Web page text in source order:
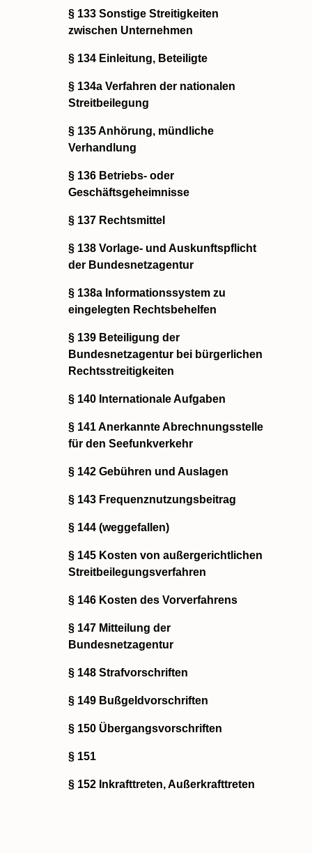
§ 133 Sonstige Streitigkeiten
zwischen Unternehmen
§ 134 Einleitung, Beteiligte
§ 134a Verfahren der nationalen
Streitbeilegung
§ 135 Anhörung, mündliche
Verhandlung
§ 136 Betriebs- oder
Geschäftsgeheimnisse
§ 137 Rechtsmittel
§ 138 Vorlage- und Auskunftspflicht
der Bundesnetzagentur
§ 138a Informationssystem zu
eingelegten Rechtsbehelfen
§ 139 Beteiligung der
Bundesnetzagentur bei bürgerlichen
Rechtsstreitigkeiten
§ 140 Internationale Aufgaben
§ 141 Anerkannte Abrechnungsstelle
für den Seefunkverkehr
§ 142 Gebühren und Auslagen
§ 143 Frequenznutzungsbeitrag
§ 144 (weggefallen)
§ 145 Kosten von außergerichtlichen
Streitbeilegungsverfahren
§ 146 Kosten des Vorverfahrens
§ 147 Mitteilung der
Bundesnetzagentur
§ 148 Strafvorschriften
§ 149 Bußgeldvorschriften
§ 150 Übergangsvorschriften
§ 151
§ 152 Inkrafttreten, Außerkrafttreten